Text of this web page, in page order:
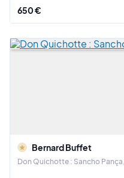
650 €
Bernard Buffet
Don Quichotte : Sancho Pança